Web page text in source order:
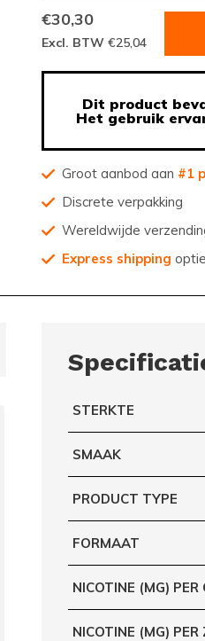
€30,30
Excl. BTW €25,04
Dit product
Het gebruik
Groot aanbod aan #1
Discrete verpakking
Wereldwijde
Express shipping
STERKTE
SMAAK
PRODUCT TYPE
FORMAAT
NICOTINE (MG) PER
NICOTINE (MG) PER